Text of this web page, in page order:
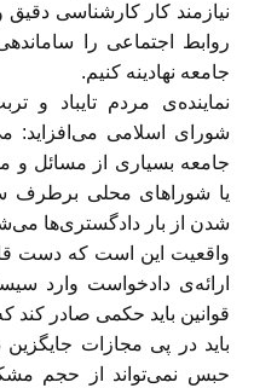
نیازمند کار کارشناسی دقیق
روابط اجتماعی را
جامعه نهادینه کنیم.
نماینده‌ی مردم تایباد و
شورای اسلامی می‌افزاید:
جامعه بسیاری از مسائل
یا شوراهای محلی برطرف
شدن از بار دادگستری‌ها
واقعیت این است که دست
ارائه‌ی دادخواست وارد
قوانین باید حکمی صادر
باید در پی مجازات
حبس نمی‌تواند از حجم